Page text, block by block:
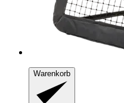
Warenkorb